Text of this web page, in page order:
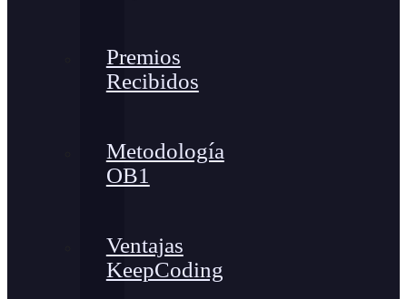
Premios
Recibidos
Metodología
OB1
Ventajas
KeepCoding